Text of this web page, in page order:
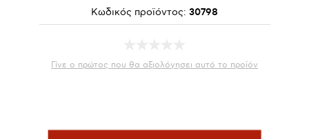
Κωδικός προϊόντος: 30798
Γίνε ο πρώτος που θα αξιολόγησει αυτό το προϊόν